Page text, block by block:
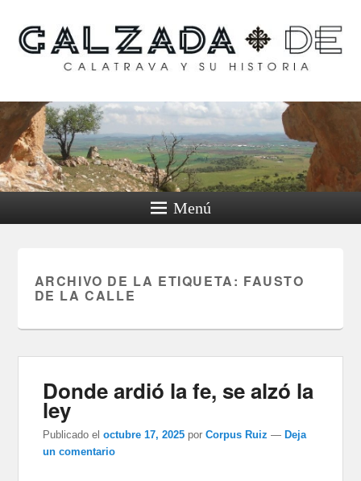
Calzada de Calatrava y
su historia
Menú
ARCHIVO DE LA ETIQUETA: FAUSTO
DE LA CALLE
Donde ardió la fe, se alzó la
ley
Publicado el octubre 17, 2025 porCorpus Ruiz — Deja
un comentario